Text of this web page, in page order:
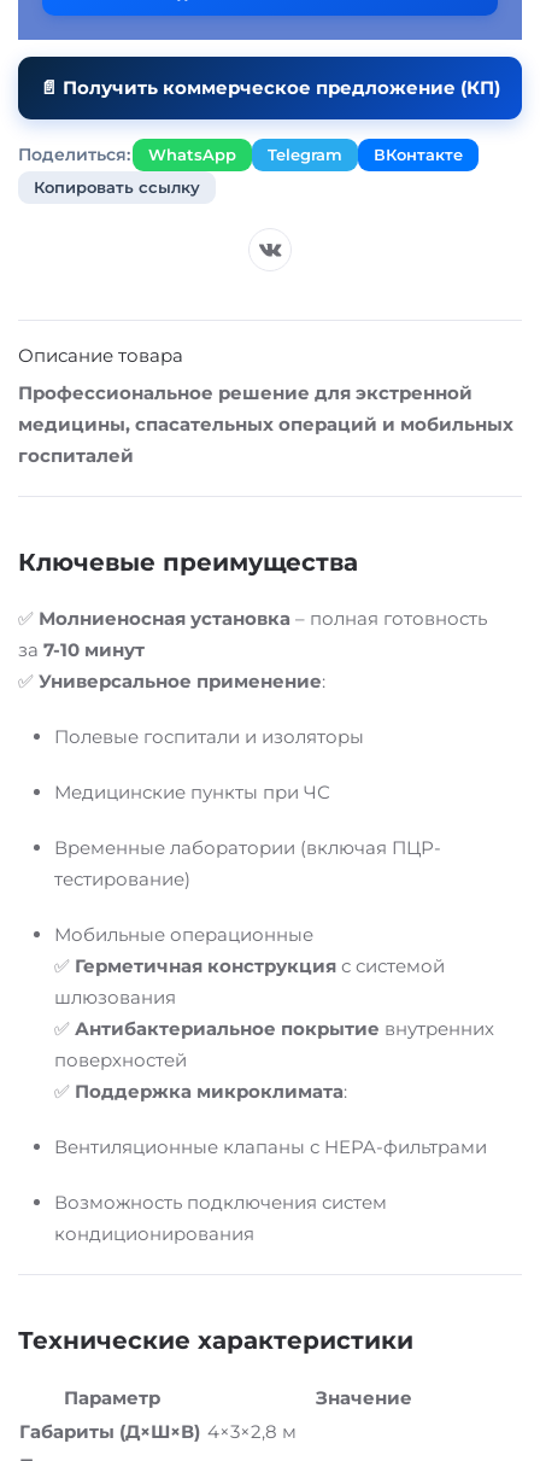
📄 Получить коммерческое предложение (КП)
Поделиться: WhatsApp Telegram
ВКонтакте
Копировать ссылку
Описание товара
Профессиональное решение для экстренной
медицины, спасательных операций и мобильных
госпиталей
Ключевые преимущества
✅ Молниеносная установка – полная готовность
за 7-10 минут
✅ Универсальное применение:
Полевые госпитали и изоляторы
Медицинские пункты при ЧС
Временные лаборатории (включая ПЦР-
тестирование)
Мобильные операционные
✅ Герметичная конструкция с системой
шлюзования
✅ Антибактериальное покрытие внутренних
поверхностей
✅ Поддержка микроклимата:
Вентиляционные клапаны с HEPA-фильтрами
Возможность подключения систем
кондиционирования
Технические характеристики
Параметр
Значение
Габариты (Д×Ш×В) 4×3×2,8 м